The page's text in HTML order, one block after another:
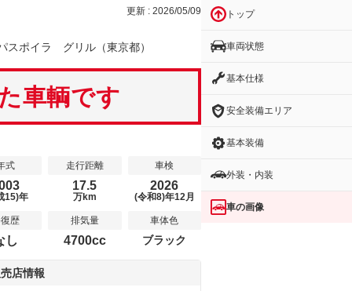
更新 : 2026/05/09
ポイラ グリル（東京都）
車輌です
式
15)年
走行距離
17.5
万km
車検
2026
(令和8)年12月
歴
し
排気量
4700cc
車体色
ブラック
店情報
トップ
車両状態
基本仕様
安全装備エリア
基本装備
外装・内装
車の画像